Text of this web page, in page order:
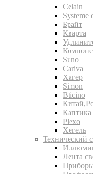
Celain
Systeme
Брайт
Кварта
Suno
Cariva
Хагер
Simon
Bticino
Каптика
Plexo
Хегель
Технический
Лента
Приборы